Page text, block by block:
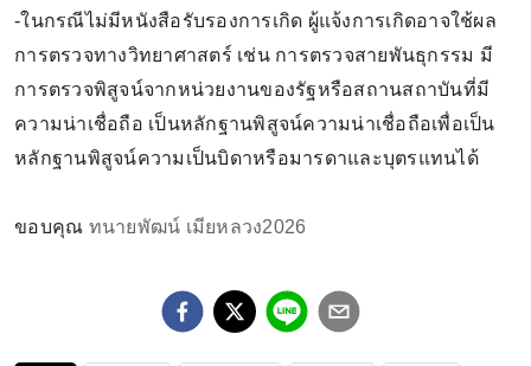
-ในกรณีไม่มีหนังสือรับรองการเกิด ผู้แจ้งการเกิดอาจใช้ผล
การตรวจทางวิทยาศาสตร์ เช่น การตรวจสายพันธุกรรม มี
การตรวจพิสูจน์จากหน่วยงานของรัฐหรือสถานสถาบันที่มี
ความน่าเชื่อถือ เป็นหลักฐานพิสูจน์ความน่าเชื่อถือเพื่อเป็น
หลักฐานพิสูจน์ความเป็นบิดาหรือมารดาและบุตรแทนได้
ขอบคุณ ทนายพัฒน์ เมียหลวง2026